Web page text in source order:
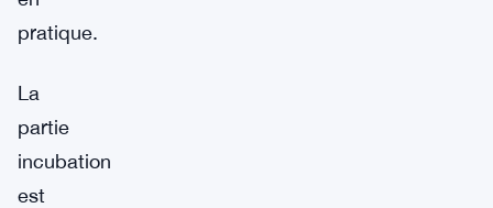
pratique.
La
partie
incubation
est